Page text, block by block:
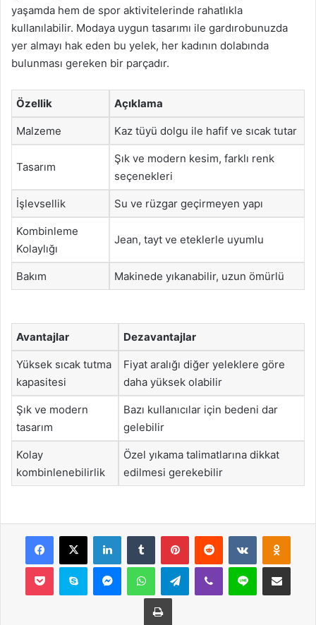
yaşamda hem de spor aktivitelerinde rahatlıkla
kullanılabilir. Modaya uygun tasarımı ile gardırobunuzda
yer almayı hak eden bu yelek, her kadının dolabında
bulunması gereken bir parçadır.
Özellik Açıklama
Malzeme Kaz tüyü dolgu ile hafif ve sıcak tutar
Tasarım
Şık ve modern kesim, farklı renk
seçenekleri
İşlevsellik Su ve rüzgar geçirmeyen yapı
Kombinleme
Kolaylığı
Jean, tayt ve eteklerle uyumlu
Bakım Makinede yıkanabilir, uzun ömürlü
Avantajlar Dezavantajlar
Yüksek sıcak tutma
kapasitesi
Fiyat aralığı diğer yeleklere göre
daha yüksek olabilir
Şık ve modern
tasarım
Bazı kullanıcılar için bedeni dar
gelebilir
Kolay
kombinlenebilirlik
Özel yıkama talimatlarına dikkat
edilmesi gerekebilir
Facebook
X LinkedInTumblr PinterestReddit VKontakte
Pocket Skype MessengerWhatsAppTelegramViber Line E-Posta ile
Yazdır